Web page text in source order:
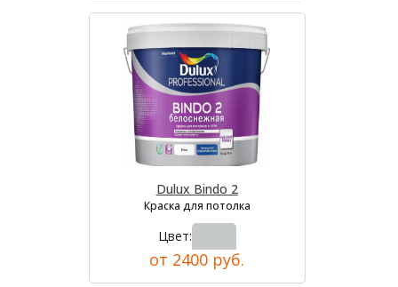
Dulux Bindo 2
Краска для потолка
Цвет:
от 2400 руб.